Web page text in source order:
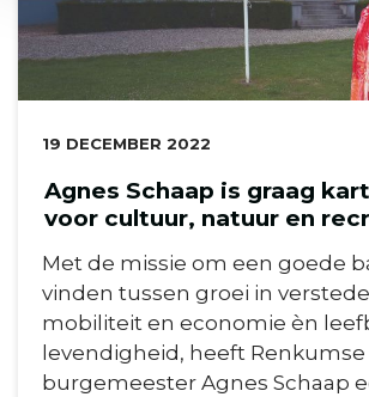
DATUM:
19 DECEMBER 2022
Agnes Schaap is graag
voor cultuur, natuur en
Met de missie om een goede
vinden tussen groei in
mobiliteit en economie èn
levendigheid, heeft Renkumse
burgemeester Agnes Schaap